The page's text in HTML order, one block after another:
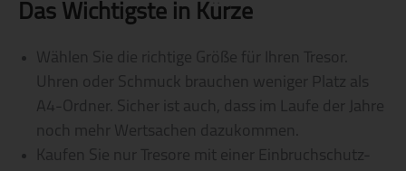
Das Wichtigste in Kürze
Wählen Sie die richtige Größe für Ihren Tresor.
Uhren oder Schmuck brauchen weniger Platz als
A4-Ordner. Sicher ist auch, dass im Laufe der Jahre
noch mehr Wertsachen dazukommen.
Kaufen Sie nur Tresore mit einer Einbruchschutz-